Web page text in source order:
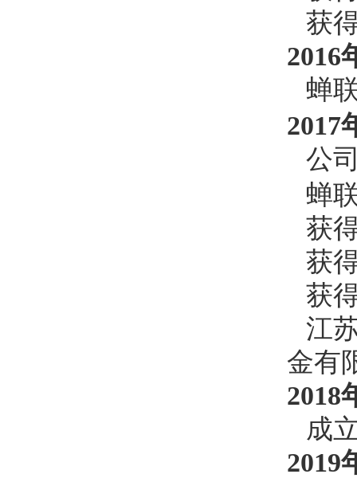
获
2016
蝉
2017
公
蝉
获
获
获
江
金有
2018
成
2019